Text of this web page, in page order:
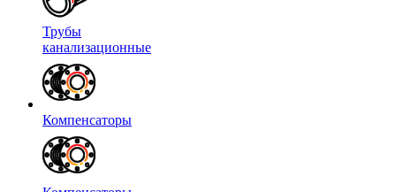
Трубы
канализационные
Компенсаторы